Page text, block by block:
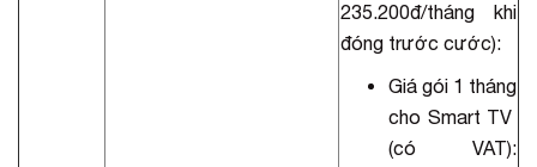
235.200đ/tháng khi
đóng trước cước):
Giá gói 1 tháng
cho Smart TV
(có VAT):